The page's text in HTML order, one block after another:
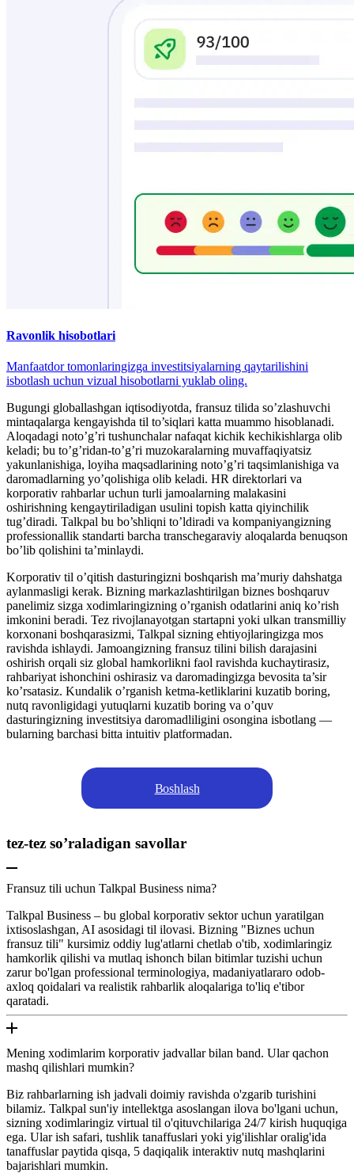
Ravonlik hisobotlari
Manfaatdor tomonlaringizga investitsiyalarning qaytarilishini
isbotlash uchun vizual hisobotlarni yuklab oling.
Bugungi globallashgan iqtisodiyotda, fransuz tilida so’zlashuvchi
mintaqalarga kengayishda til to’siqlari katta muammo hisoblanadi.
Aloqadagi noto’g’ri tushunchalar nafaqat kichik kechikishlarga olib
keladi; bu to’g’ridan-to’g’ri muzokaralarning muvaffaqiyatsiz
yakunlanishiga, loyiha maqsadlarining noto’g’ri taqsimlanishiga va
daromadlarning yo’qolishiga olib keladi. HR direktorlari va
korporativ rahbarlar uchun turli jamoalarning malakasini
oshirishning kengaytiriladigan usulini topish katta qiyinchilik
tug’diradi. Talkpal bu bo’shliqni to’ldiradi va kompaniyangizning
professionallik standarti barcha transchegaraviy aloqalarda benuqson
bo’lib qolishini ta’minlaydi.
Korporativ til o’qitish dasturingizni boshqarish ma’muriy dahshatga
aylanmasligi kerak. Bizning markazlashtirilgan biznes boshqaruv
panelimiz sizga xodimlaringizning o’rganish odatlarini aniq ko’rish
imkonini beradi. Tez rivojlanayotgan startapni yoki ulkan transmilliy
korxonani boshqarasizmi, Talkpal sizning ehtiyojlaringizga mos
ravishda ishlaydi. Jamoangizning fransuz tilini bilish darajasini
oshirish orqali siz global hamkorlikni faol ravishda kuchaytirasiz,
rahbariyat ishonchini oshirasiz va daromadingizga bevosita ta’sir
ko’rsatasiz. Kundalik o’rganish ketma-ketliklarini kuzatib boring,
nutq ravonligidagi yutuqlarni kuzatib boring va o’quv
dasturingizning investitsiya daromadliligini osongina isbotlang —
bularning barchasi bitta intuitiv platformadan.
Boshlash
tez-tez so’raladigan savollar
Fransuz tili uchun Talkpal Business nima?
Talkpal Business – bu global korporativ sektor uchun yaratilgan
ixtisoslashgan, AI asosidagi til ilovasi. Bizning "Biznes uchun
fransuz tili" kursimiz oddiy lug'atlarni chetlab o'tib, xodimlaringiz
hamkorlik qilishi va mutlaq ishonch bilan bitimlar tuzishi uchun
zarur bo'lgan professional terminologiya, madaniyatlararo odob-
axloq qoidalari va realistik rahbarlik aloqalariga to'liq e'tibor
qaratadi.
Mening xodimlarim korporativ jadvallar bilan band. Ular qachon
mashq qilishlari mumkin?
Biz rahbarlarning ish jadvali doimiy ravishda o'zgarib turishini
bilamiz. Talkpal sun'iy intellektga asoslangan ilova bo'lgani uchun,
sizning xodimlaringiz virtual til o'qituvchilariga 24/7 kirish huquqiga
ega. Ular ish safari, tushlik tanaffuslari yoki yig'ilishlar oralig'ida
tanaffuslar paytida qisqa, 5 daqiqalik interaktiv nutq mashqlarini
bajarishlari mumkin.